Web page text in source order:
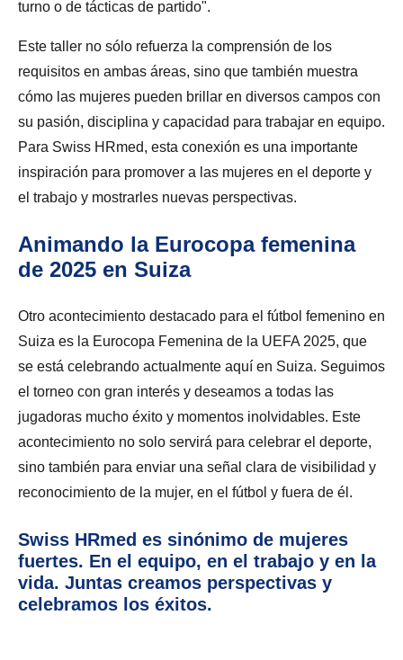
turno o de tácticas de partido".
Este taller no sólo refuerza la comprensión de los
requisitos en ambas áreas, sino que también muestra
cómo las mujeres pueden brillar en diversos campos con
su pasión, disciplina y capacidad para trabajar en equipo.
Para Swiss HRmed, esta conexión es una importante
inspiración para promover a las mujeres en el deporte y
el trabajo y mostrarles nuevas perspectivas.
Animando la Eurocopa femenina
de 2025 en Suiza
Otro acontecimiento destacado para el fútbol femenino en
Suiza es la Eurocopa Femenina de la UEFA 2025, que
se está celebrando actualmente aquí en Suiza. Seguimos
el torneo con gran interés y deseamos a todas las
jugadoras mucho éxito y momentos inolvidables. Este
acontecimiento no solo servirá para celebrar el deporte,
sino también para enviar una señal clara de visibilidad y
reconocimiento de la mujer, en el fútbol y fuera de él.
Swiss HRmed es sinónimo de mujeres
fuertes. En el equipo, en el trabajo y en la
vida. Juntas creamos perspectivas y
celebramos los éxitos.